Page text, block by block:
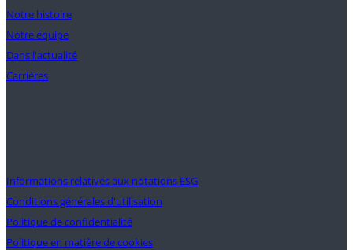
Notre histoire
Notre équipe
Dans l'actualité
Carrières
Informations relatives aux notations ESG
Conditions générales d'utilisation
Politique de confidentialité
Politique en matière de cookies